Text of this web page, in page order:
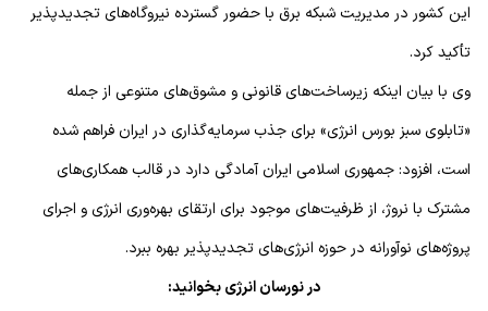
این کشور در مدیریت شبکه برق با حضور گسترده نیروگاه‌های تجدیدپذیر
تأکید کرد.
وی با بیان اینکه زیرساخت‌های قانونی و مشوق‌های متنوعی از جمله
«تابلوی سبز بورس انرژی» برای جذب سرمایه‌گذاری در ایران فراهم شده
است، افزود: جمهوری اسلامی ایران آمادگی دارد در قالب همکاری‌های
مشترک با نروژ، از ظرفیت‌های موجود برای ارتقای بهره‌وری انرژی و اجرای
پروژه‌های نوآورانه در حوزه انرژی‌های تجدیدپذیر بهره ببرد.
در نورسان انرژی بخوانید: